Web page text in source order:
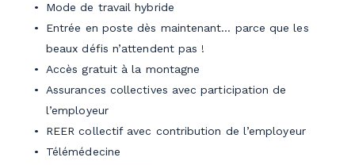
Mode de travail hybride
Entrée en poste dès maintenant… parce que les
beaux défis n’attendent pas !
Accès gratuit à la montagne
Assurances collectives avec participation de
l’employeur
REER collectif avec contribution de l’employeur
Télémédecine